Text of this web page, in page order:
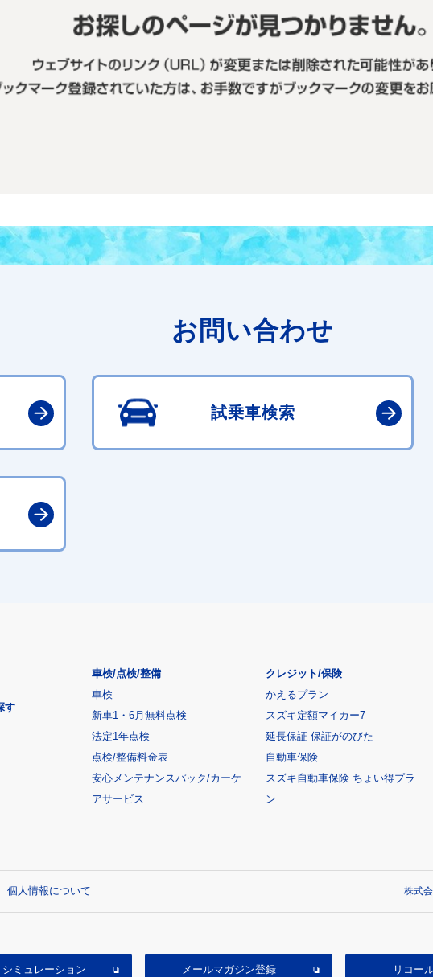
お問い合わせ
試乗車検索
す
車検/点検/整備
車検
新車1・6月無料点検
法定1年点検
点検/整備料金表
安心メンテナンスパック/カーケ
アサービス
クレジット/保険
かえるプラン
スズキ定額マイカー7
延長保証 保証がのびた
自動車保険
スズキ自動車保険 ちょい得プラ
ン
個人情報について 株式
シミュレーション メールマガジン登録 リコー